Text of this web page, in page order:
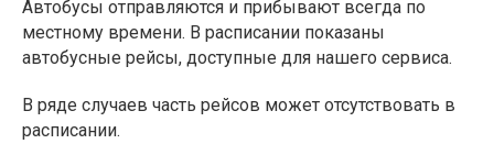
Автобусы отправляются и прибывают всегда по
местному времени. В расписании показаны
автобусные рейсы, доступные для нашего сервиса.
В ряде случаев часть рейсов может отсутствовать в
расписании.